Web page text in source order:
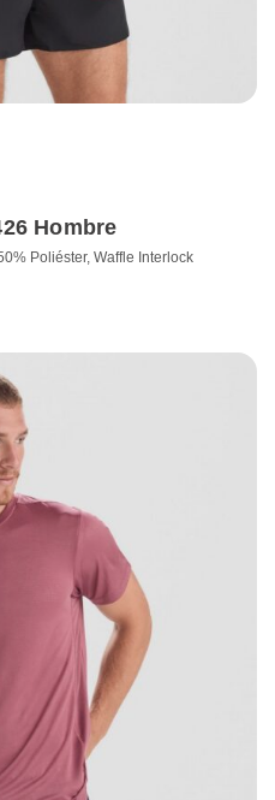
Hombre
Poliéster, Waffle Interlock